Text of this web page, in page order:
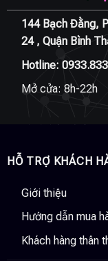
144 Bạch Đằng,
24 , Quận Bình
Hotline:
Mở cửa: 8h-22h
HỖ TRỢ KHÁCH
Giới thiệu
Hướng dẫn mua
Khách hàng thân